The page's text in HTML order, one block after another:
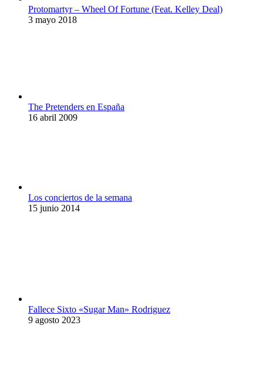
Protomartyr – Wheel Of Fortune (Feat. Kelley Deal)
3 mayo 2018
The Pretenders en España
16 abril 2009
Los conciertos de la semana
15 junio 2014
Fallece Sixto «Sugar Man» Rodriguez
9 agosto 2023